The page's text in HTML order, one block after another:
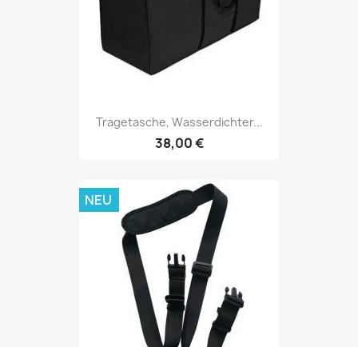
Tragetasche, Wasserdichter...
38,00 €
NEU